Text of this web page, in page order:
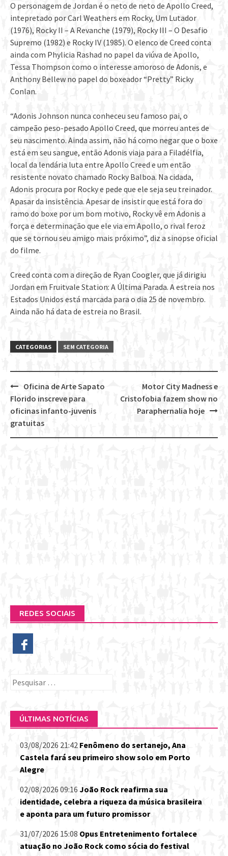
O personagem de Jordan é o neto de neto de Apollo Creed,
intepretado por Carl Weathers em Rocky, Um Lutador
(1976), Rocky II – A Revanche (1979), Rocky III – O Desafio
Supremo (1982) e Rocky IV (1985). O elenco de Creed conta
ainda com Phylicia Rashad no papel da viúva de Apollo,
Tessa Thompson como o interesse amoroso de Adonis, e
Anthony Bellew no papel do boxeador “Pretty” Ricky
Conlan.
“Adonis Johnson nunca conheceu seu famoso pai, o
campeão peso-pesado Apollo Creed, que morreu antes de
seu nascimento. Ainda assim, não há como negar que o boxe
está em seu sangue, então Adonis viaja para a Filadélfia,
local da lendária luta entre Apollo Creed e um então
resistente novato chamado Rocky Balboa. Na cidada,
Adonis procura por Rocky e pede que ele seja seu treinador.
Apasar da insistência. Apesar de insistir que está fora do
ramo do boxe por um bom motivo, Rocky vê em Adonis a
força e determinação que ele via em Apollo, o rival feroz
que se tornou seu amigo mais próximo”, diz a sinopse oficial
do filme.
Creed conta com a direção de Ryan Coogler, que já dirigiu
Jordan em Fruitvale Station: A Última Parada. A estreia nos
Estados Unidos está marcada para o dia 25 de novembro.
Ainda não há data de estreia no Brasil.
CATEGORIAS SEM CATEGORIA
Post
navigation
Motor City Madness e
Cristofobia fazem show no
Paraphernalia hoje
Oficina de Arte Sapato
Florido inscreve para
oficinas infanto-juvenis
gratuitas
REDES SOCIAIS
Pesquisar
ÚLTIMAS NOTÍCIAS
03/08/2026 21:42 Fenômeno do sertanejo, Ana
Castela fará seu primeiro show solo em Porto
Alegre
02/08/2026 09:16 João Rock reafirma sua
identidade, celebra a riqueza da música brasileira
e aponta para um futuro promissor
31/07/2026 15:08 Opus Entretenimento fortalece
atuação no João Rock como sócia do festival